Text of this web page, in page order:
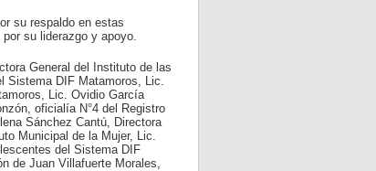
su respaldo en estas
su liderazgo y apoyo.
General del Instituto de las
Sistema DIF Matamoros, Lic.
Lic. Ovidio García
oficialía N°4 del Registro
Sánchez Cantú, Directora
Municipal de la Mujer, Lic.
del Sistema DIF
de Juan Villafuerte Morales,